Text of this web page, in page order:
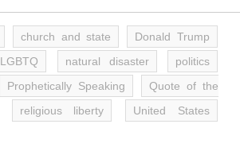
church and state
Donald Trump
LGBTQ natural disaster
politics
Prophetically Speaking
Quote of the
religious liberty
United States